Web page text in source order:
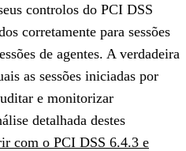
controlos do PCI DSS
corretamente para sessões
de agentes. A verdadeira
as sessões iniciadas por
e monitorizar
detalhada destes
com o PCI DSS 6.4.3 e